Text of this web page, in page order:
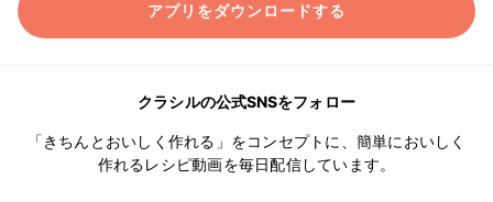
アプリをダウンロードする
クラシルの公式SNSをフォロー
「きちんとおいしく作れる」をコンセプトに、簡単においしく
作れるレシピ動画を毎日配信しています。